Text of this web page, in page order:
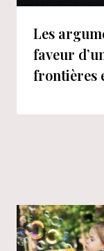
Les
faveur
frontières